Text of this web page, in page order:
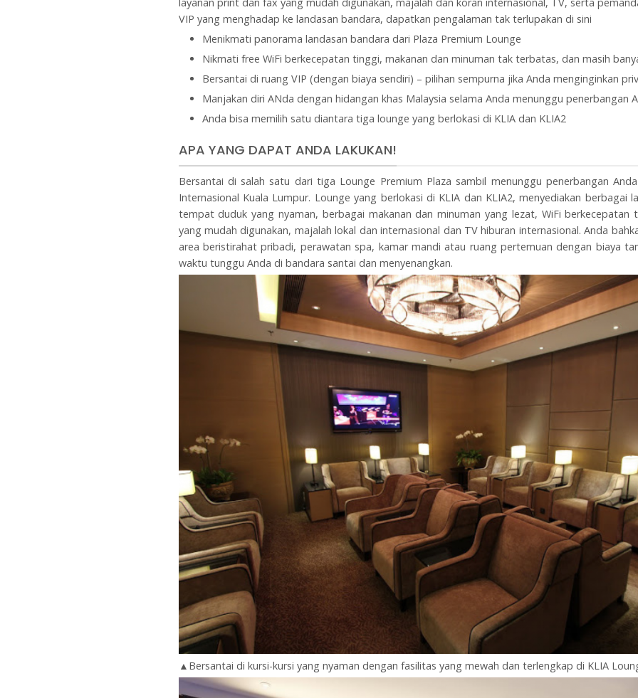
VIP yang menghadap ke landasan bandara, dapatkan pengalaman tak terlupakan di sini
Menikmati panorama landasan bandara dari Plaza Premium Lounge
Nikmati free WiFi berkecepatan tinggi, makanan dan minuman tak terbatas, dan masih
Bersantai di ruang VIP (dengan biaya sendiri) – pilihan sempurna jika Anda menginginkan
Manjakan diri ANda dengan hidangan khas Malaysia selama Anda menunggu penerbangan
Anda bisa memilih satu diantara tiga lounge yang berlokasi di KLIA dan KLIA2
APA YANG DAPAT ANDA LAKUKAN!
Bersantai di salah satu dari tiga Lounge Premium Plaza sambil menunggu penerbangan
Internasional Kuala Lumpur. Lounge yang berlokasi di KLIA dan KLIA2, menyediakan berbagai
tempat duduk yang nyaman, berbagai makanan dan minuman yang lezat, WiFi berkecepatan
yang mudah digunakan, majalah lokal dan internasional dan TV hiburan internasional. Anda
area beristirahat pribadi, perawatan spa, kamar mandi atau ruang pertemuan dengan biaya
waktu tunggu Anda di bandara santai dan menyenangkan.
▲Bersantai di kursi-kursi yang nyaman dengan fasilitas yang mewah dan terlengkap di KLIA